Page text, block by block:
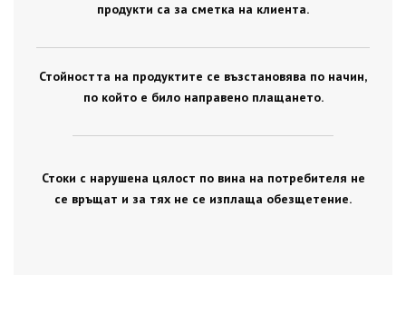
продукти са за сметка на клиента.
Стойността на продуктите се възстановява по начин,
по който е било направено плащането.
Стоки с нарушена цялост по вина на потребителя не
се връщат и за тях не се изплаща обезщетение.